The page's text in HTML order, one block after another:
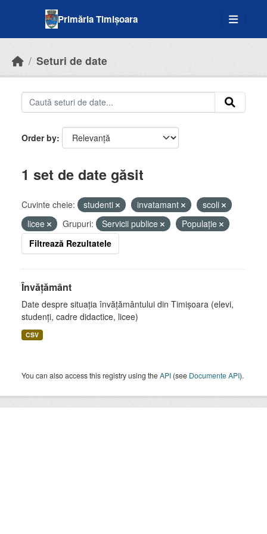
Primăria Timișoara
Seturi de date
Order by
1 set de date găsit
Cuvinte cheie: studenti invatamant
scoli
licee
Grupuri: Servicii publice
Populație
Filtrează Rezultatele
Învățământ
Date despre situația învățământului din Timișoara (elevi,
studenți, cadre didactice, licee)
CSV
You can also access this registry using theAPI (see Documente API).